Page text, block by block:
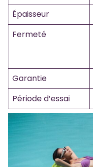
Épaisseur
Fermeté
Garantie
Période d’essai